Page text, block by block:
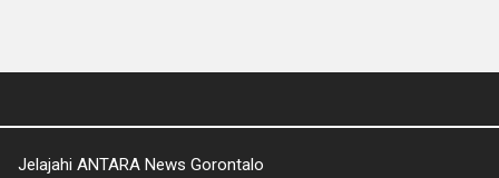
Jelajahi ANTARA News Gorontalo